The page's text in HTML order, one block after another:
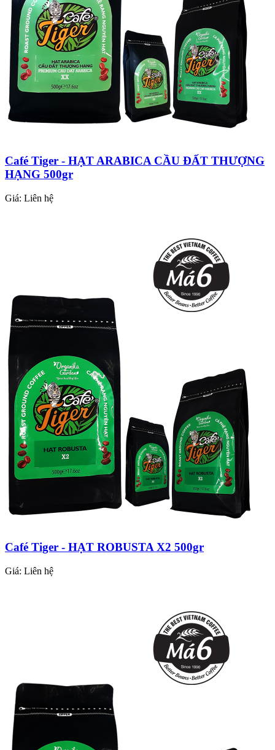
Café Tiger - HẠT ARABICA CẦU ĐẤT THƯỢNG
HẠNG 500gr
Giá: Liên hệ
Café Tiger - HẠT ROBUSTA X2 500gr
Giá: Liên hệ